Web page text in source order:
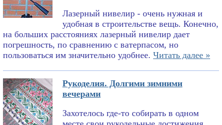
Лазерный нивелир - очень нужная и
удобная в строительстве вещь. Конечно,
на больших расстояниях лазерный нивелир дает
погрешность, по сравнению с ватерпасом, но
пользоваться им значительно удобнее. Читать далее »
Рукоделия. Долгими зимними
вечерами
Захотелось где-то собирать в одном